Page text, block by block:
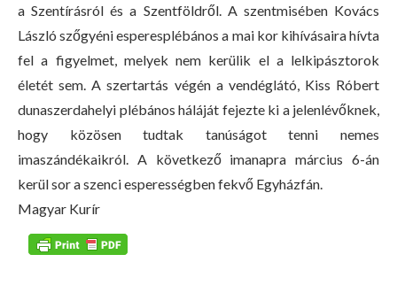
a Szentírásról és a Szentföldről. A szentmisében Kovács
László szőgyéni esperesplébános a mai kor kihívásaira hívta
fel a figyelmet, melyek nem kerülik el a lelkipásztorok
életét sem. A szertartás végén a vendéglátó, Kiss Róbert
dunaszerdahelyi plébános háláját fejezte ki a jelenlévőknek,
hogy közösen tudtak tanúságot tenni nemes
imaszándékaikról. A következő imanapra március 6-án
kerül sor a szenci esperességben fekvő Egyházfán.
Magyar Kurír